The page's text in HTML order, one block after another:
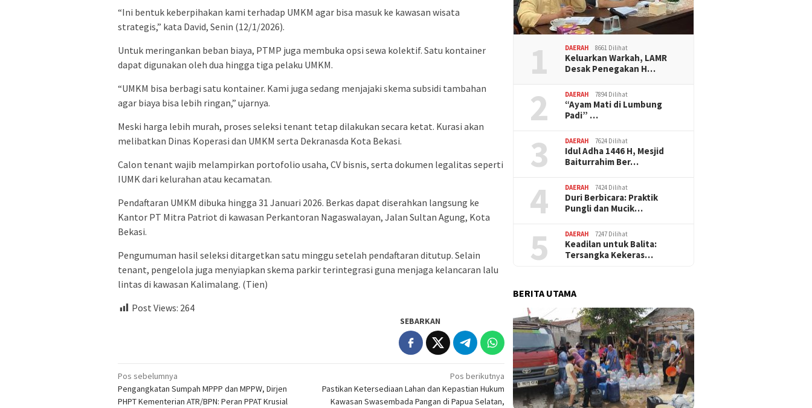
“Ini bentuk keberpihakan kami terhadap UMKM agar bisa masuk ke kawasan wisata
strategis,” kata David, Senin (12/1/2026).
Untuk meringankan beban biaya, PTMP juga membuka opsi sewa kolektif. Satu kontainer
dapat digunakan oleh dua hingga tiga pelaku UMKM.
“UMKM bisa berbagi satu kontainer. Kami juga sedang menjajaki skema subsidi tambahan
agar biaya bisa lebih ringan,” ujarnya.
Meski harga lebih murah, proses seleksi tenant tetap dilakukan secara ketat. Kurasi akan
melibatkan Dinas Koperasi dan UMKM serta Dekranasda Kota Bekasi.
Calon tenant wajib melampirkan portofolio usaha, CV bisnis, serta dokumen legalitas seperti
IUMK dari kelurahan atau kecamatan.
Pendaftaran UMKM dibuka hingga 31 Januari 2026. Berkas dapat diserahkan langsung ke
Kantor PT Mitra Patriot di kawasan Perkantoran Nagaswalayan, Jalan Sultan Agung, Kota
Bekasi.
Pengumuman hasil seleksi ditargetkan satu minggu setelah pendaftaran ditutup. Selain
tenant, pengelola juga menyiapkan skema parkir terintegrasi guna menjaga kelancaran lalu
lintas di kawasan Kalimalang. (Tien)
Post Views: 264
SEBARKAN
Navigasi
pos
Pos sebelumnya
Pengangkatan Sumpah MPPP dan MPPW, Dirjen
PHPT Kementerian ATR/BPN: Peran PPAT Krusial
Pos berikutnya
Pastikan Ketersediaan Lahan dan Kepastian Hukum
Kawasan Swasembada Pangan di Papua Selatan,
1 DAERAH 8661 Dilihat
Keluarkan Warkah, LAMR
Desak Penegakan H…
2 DAERAH 7894 Dilihat
“Ayam Mati di Lumbung
Padi” …
3 DAERAH 7624 Dilihat
Idul Adha 1446 H, Mesjid
Baiturrahim Ber…
4 DAERAH 7424 Dilihat
Duri Berbicara: Praktik
Pungli dan Mucik…
5 DAERAH 7247 Dilihat
Keadilan untuk Balita:
Tersangka Kekeras…
BERITA UTAMA